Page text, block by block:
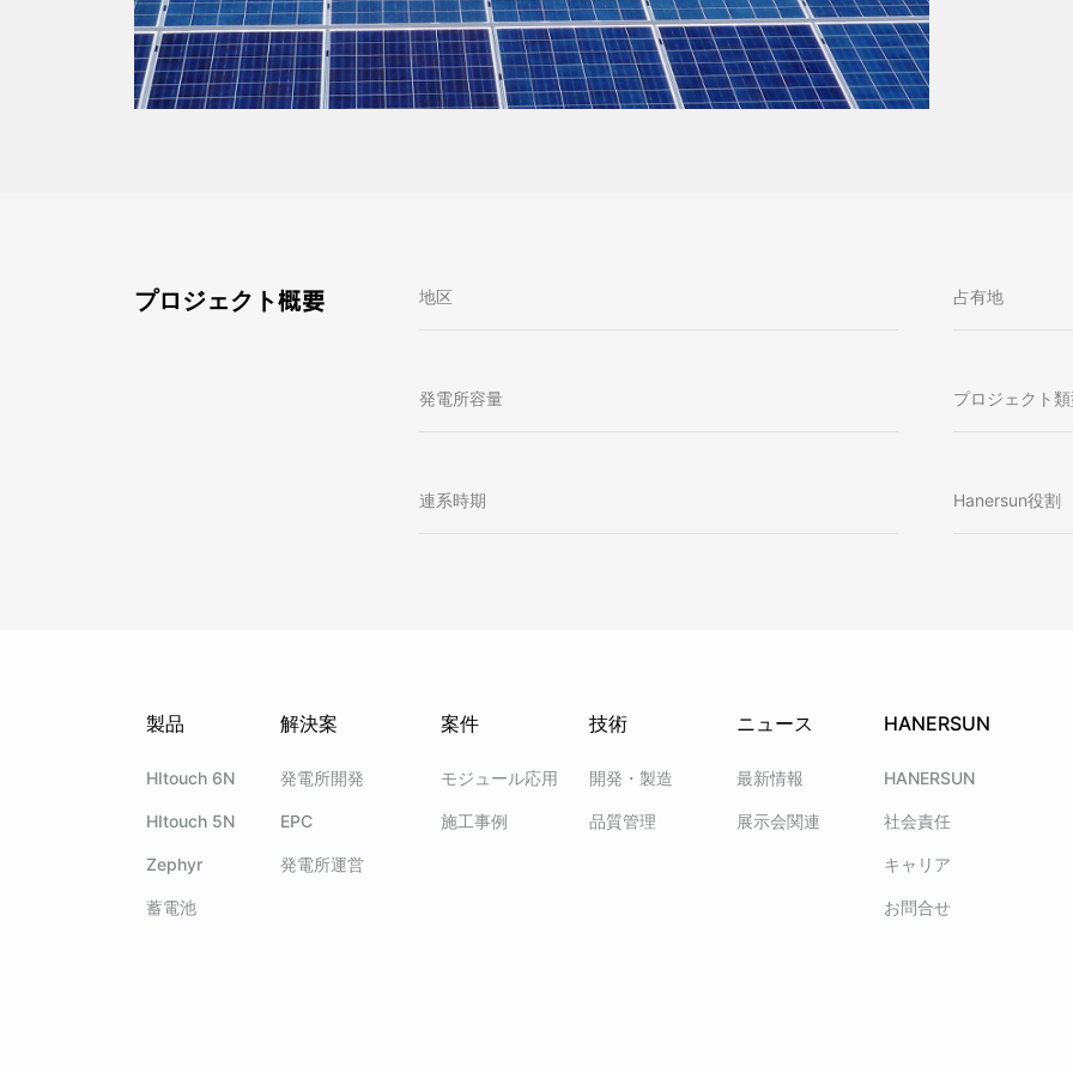
プロジェクト概要 地区 占有地
発電所容量 プロジェクト
連系時期 Hanersun役割
製品
HItouch 6N
HItouch 5N
Zephyr
蓄電池
解決案
発電所開発
EPC
発電所運営
案件
モジュール応用
施工事例
技術
開発・製造
品質管理
ニュース
最新情報
展示会関連
HANERSUN
HANERSUN
社会責任
キャリア
お問合せ